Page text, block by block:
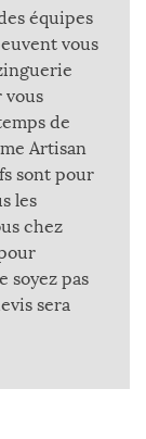
équipes
vous
vous
de
Artisan
sont pour
les
chez
soyez pas
sera